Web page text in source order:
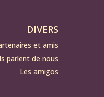
DIVERS
et amis
parlent de nous
Les amigos